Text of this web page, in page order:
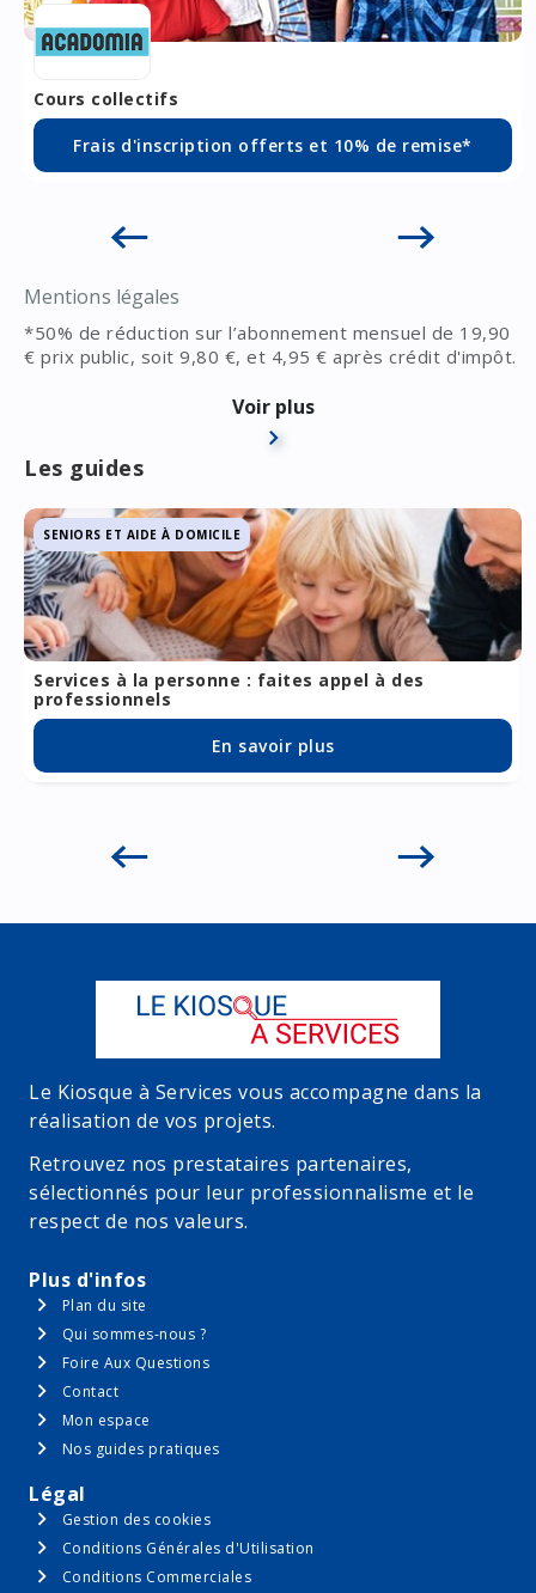
Cours collectifs
Frais d'inscription offerts et 10% de remise*
Mentions légales
*50% de réduction sur l’abonnement mensuel de 19,90
€ prix public, soit 9,80 €, et 4,95 € après crédit d'impôt.
01/01/2025 au 31/08/2025 dans les centres Acadomia
participants. Les centres Acadomia franchisés ne sont
pas concernés par cette offre
Voir plus
Les guides
SENIORS ET AIDE À DOMICILE
Services à la personne : faites appel à des
professionnels
En savoir plus
Le Kiosque à Services vous accompagne dans la
réalisation de vos projets.
Retrouvez nos prestataires partenaires,
sélectionnés pour leur professionnalisme et le
respect de nos valeurs.
Plus d'infos
Plan du site
Qui sommes-nous ?
Foire Aux Questions
Contact
Mon espace
Nos guides pratiques
Légal
Gestion des cookies
Conditions Générales d'Utilisation
Conditions Commerciales